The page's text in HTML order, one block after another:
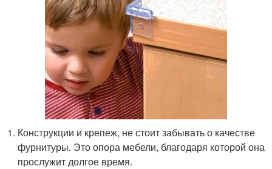
Конструкции и крепеж, не стоит забывать о качестве
фурнитуры. Это опора мебели, благодаря которой она
прослужит долгое время.